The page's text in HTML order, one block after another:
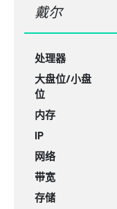
戴尔
处理器
大盘位/小盘
位
内存
IP
网络
带宽
存储